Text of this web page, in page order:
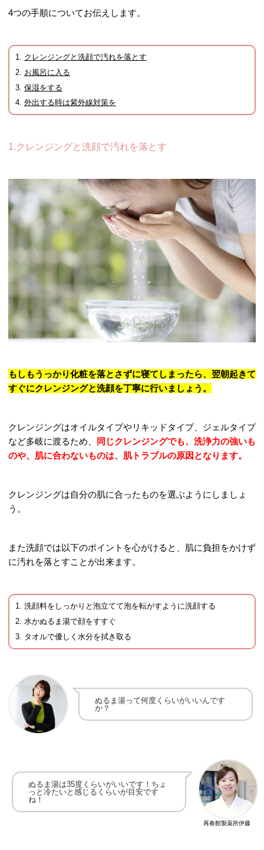
4つの手順についてお伝えします。
クレンジングと洗顔で汚れを落とす
お風呂に入る
保湿をする
外出する時は紫外線対策を
1.クレンジングと洗顔で汚れを落とす
もしもうっかり化粧を落とさずに寝てしまったら、翌朝起きて
すぐにクレンジングと洗顔を丁寧に行いましょう。
クレンジングはオイルタイプやリキッドタイプ、ジェルタイプ
など多岐に渡るため、
同じクレンジングでも、洗浄力の強いも
のや、肌に合わないものは、肌トラブルの原因となります。
クレンジングは自分の肌に合ったものを選ぶようにしましょ
う。
また洗顔では以下のポイントを心がけると、肌に負担をかけず
に汚れを落とすことが出来ます。
洗顔料をしっかりと泡立てて泡を転がすように洗顔する
水かぬるま湯で顔をすすぐ
タオルで優しく水分を拭き取る
ぬるま湯って何度くらいがいいんです
か？
再春館製薬所伊藤
ぬるま湯は35度くらいがいいです！ちょ
っと冷たいと感じるくらいが目安です
ね！